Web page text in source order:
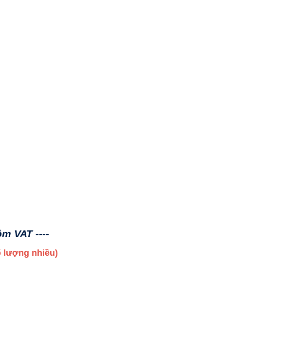
VAT ----
lượng nhiều)